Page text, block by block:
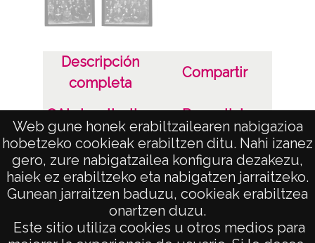
Web gune honek erabiltzailearen nabigazioa
hobetzeko cookieak erabiltzen ditu. Nahi izanez
gero, zure nabigatzailea konfigura dezakezu,
haiek ez erabiltzeko eta nabigatzen jarraitzeko.
Gunean jarraitzen baduzu, cookieak erabiltzea
onartzen duzu.
Este sitio utiliza cookies u otros medios para
Vitoria durante la guerra con hombres no
Licencia de las imágenes
CC BY-NC-SA 4.0
Descripción
completa
Compartir
OAI visualization Permalink
Aviso Legal
AVISO LEGAL